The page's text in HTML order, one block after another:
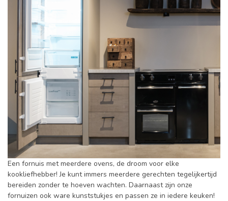
Een fornuis met meerdere ovens, de droom voor elke
kookliefhebber! Je kunt immers meerdere gerechten tegelijkertijd
bereiden zonder te hoeven wachten. Daarnaast zijn onze
fornuizen ook ware kunststukjes en passen ze in iedere keuken!